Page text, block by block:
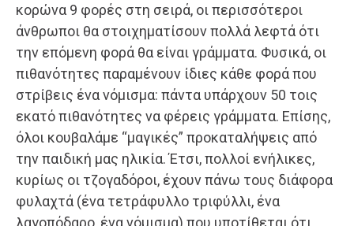
κορώνα 9 φορές στη σειρά, οι περισσότεροι
άνθρωποι θα στοιχηματίσουν πολλά λεφτά ότι
την επόμενη φορά θα είναι γράμματα. Φυσικά, οι
πιθανότητες παραμένουν ίδιες κάθε φορά που
στρίβεις ένα νόμισμα: πάντα υπάρχουν 50 τοις
εκατό πιθανότητες να φέρεις γράμματα. Επίσης,
όλοι κουβαλάμε “μαγικές” προκαταλήψεις από
την παιδική μας ηλικία. Έτσι, πολλοί ενήλικες,
κυρίως οι τζογαδόροι, έχουν πάνω τους διάφορα
φυλαχτά (ένα τετράφυλλο τριφύλλι, ένα
λαγοπόδαρο, ένα νόμισμα) που υποτίθεται ότι